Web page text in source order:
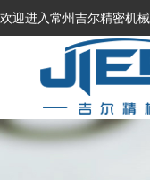
欢迎进入常州吉尔精密机